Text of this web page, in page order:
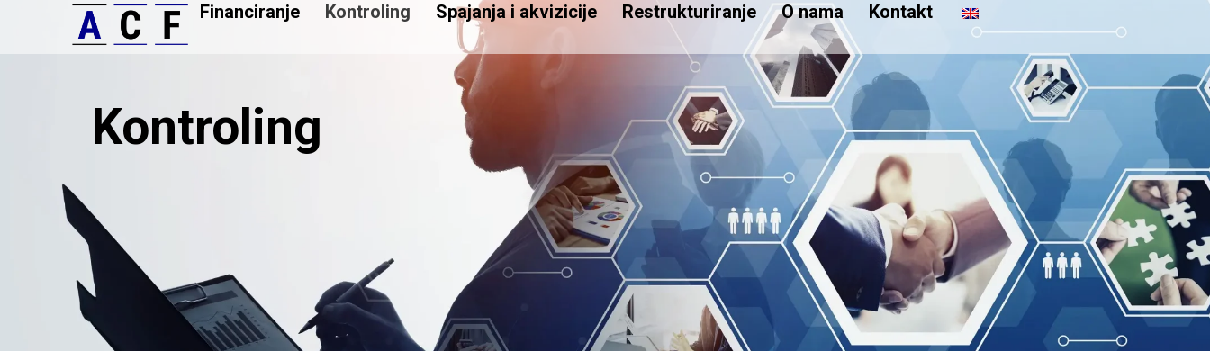
Financiranje Kontroling Spajanja i akvizicije Restrukturiranje O nama Kontakt
Kontroling